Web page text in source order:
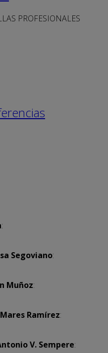
PROFESIONALES
:
Segoviano:
Muñoz:
Ramírez:
V. Sempere: